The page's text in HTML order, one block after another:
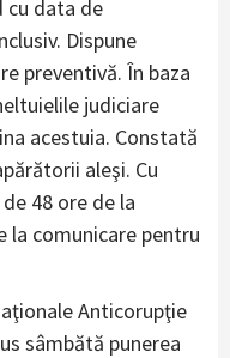
cu data de
Dispune
preventivă. În baza
judiciare
acestuia. Constată
aleşi. Cu
48 ore de la
la comunicare pentru
Anticorupţie
sâmbătă punerea